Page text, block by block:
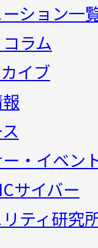
ション一
ラム
イブ
・イベン
サイバー
ティ研究